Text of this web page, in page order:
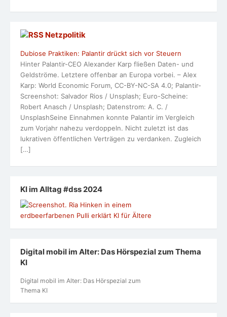
Netzpolitik
Dubiose Praktiken: Palantir drückt sich vor Steuern
Hinter Palantir-CEO Alexander Karp fließen Daten- und
Geldströme. Letztere offenbar an Europa vorbei. – Alex
Karp: World Economic Forum, CC-BY-NC-SA 4.0; Palantir-
Screenshot: Salvador Rios / Unsplash; Euro-Scheine:
Robert Anasch / Unsplash; Datenstrom: A. C. /
UnsplashSeine Einnahmen konnte Palantir im Vergleich
zum Vorjahr nahezu verdoppeln. Nicht zuletzt ist das
lukrativen öffentlichen Verträgen zu verdanken. Zugleich
[…]
KI im Alltag #dss 2024
Digital mobil im Alter: Das Hörspezial zum Thema
KI
Digital mobil im Alter: Das Hörspezial zum
Thema KI